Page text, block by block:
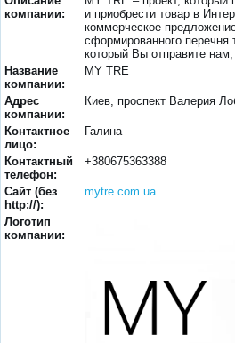
компании:
и приобрести товар в
коммерческое
сформированного перечня
который Вы отправите
Название
компании:
MY TRE
Адрес
компании:
Киев, проспект Валерия
Контактное
лицо:
Галина
Контактный
телефон:
+380675363388
Сайт (без
http://):
mytre.com.ua
Логотип
компании: